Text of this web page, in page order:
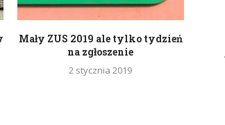
Mały ZUS 2019 ale tylko tydzień
na zgłoszenie
2 stycznia 2019